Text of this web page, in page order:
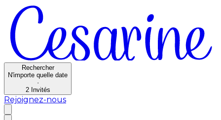
Rechercher
N'importe quelle date
·
2 Invités
Rejoignez-nous